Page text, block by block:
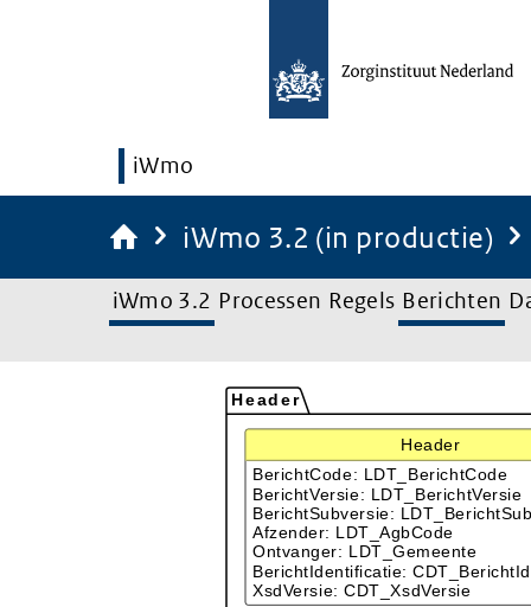
iWmo
iWmo 3.2 (in productie)
iWmo 3.2 Processen Regels Berichten